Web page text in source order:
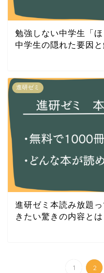
勉強しない中学生「
中学生の隠れた要因
進研ゼミ
進研ゼミ本読み放題
きたい驚きの内容とは
1 2